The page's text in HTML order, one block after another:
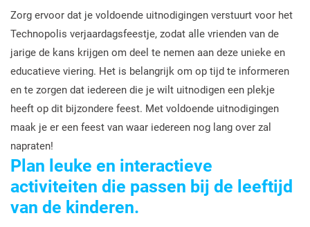
Zorg ervoor dat je voldoende uitnodigingen verstuurt voor het
Technopolis verjaardagsfeestje, zodat alle vrienden van de
jarige de kans krijgen om deel te nemen aan deze unieke en
educatieve viering. Het is belangrijk om op tijd te informeren
en te zorgen dat iedereen die je wilt uitnodigen een plekje
heeft op dit bijzondere feest. Met voldoende uitnodigingen
maak je er een feest van waar iedereen nog lang over zal
napraten!
Plan leuke en interactieve
activiteiten die passen bij de leeftijd
van de kinderen.